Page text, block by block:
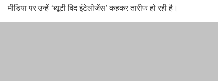
मीडिया पर उन्हें ‘ब्यूटी विद इंटेलीजेंस’ कहकर तारीफ हो रही है।